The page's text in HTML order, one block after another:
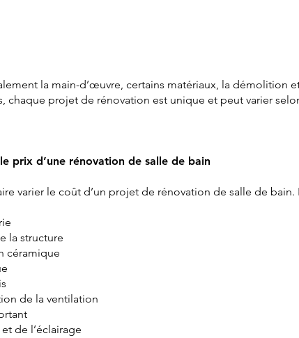
la main-d’œuvre, certains matériaux, la démolition
chaque projet de rénovation est unique et peut varier
prix d’une rénovation de salle de bain
varier le coût d’un projet de rénovation de salle de bain.
la structure
céramique
de la ventilation
de l’éclairage